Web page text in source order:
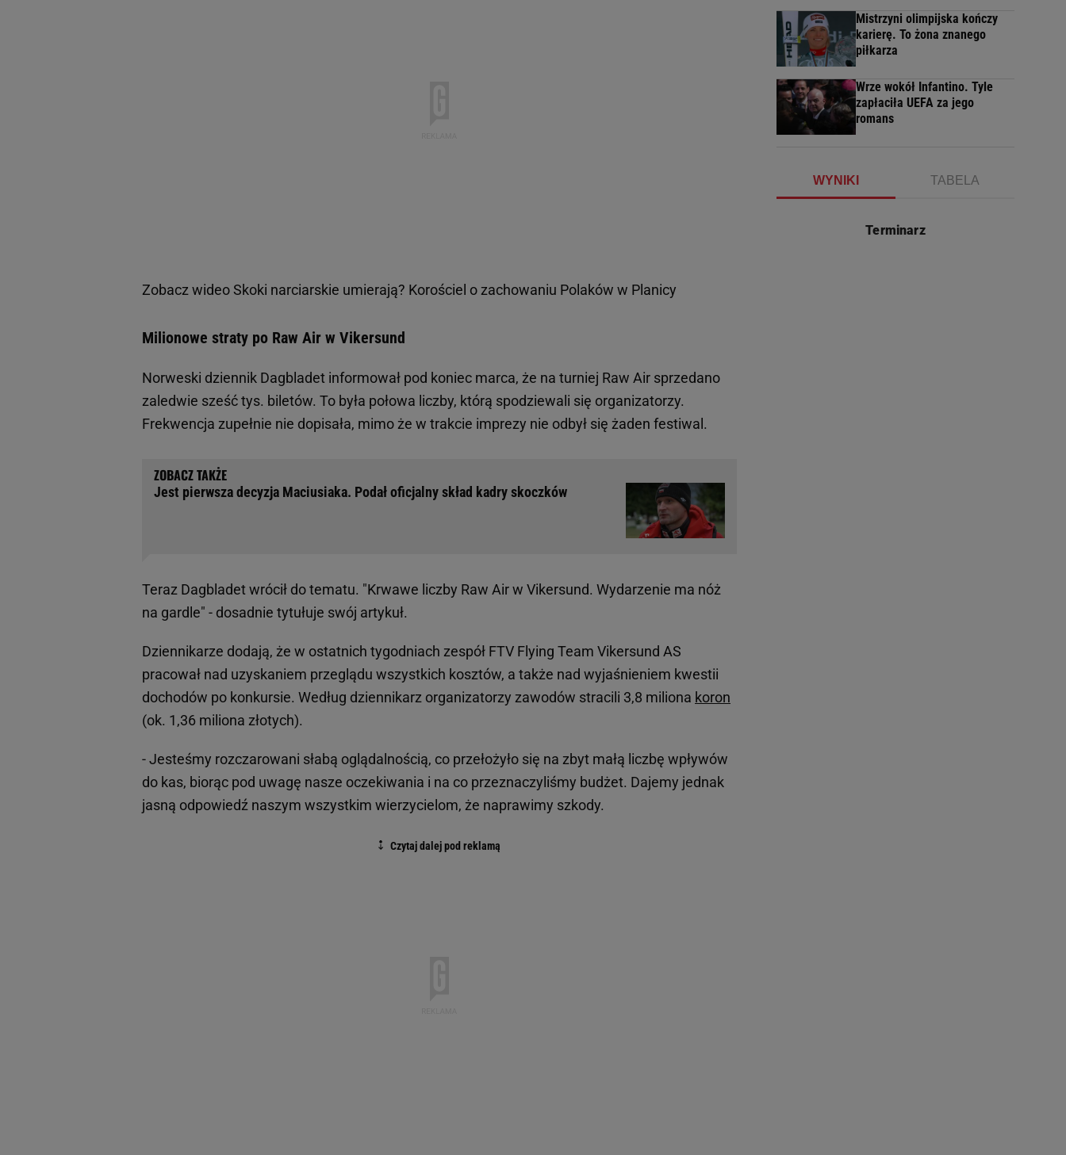
Zobacz wideoSkoki narciarskie umierają? Korościel o zachowaniu Polaków w Planicy
Milionowe straty po Raw Air w Vikersund
Norweski dziennik Dagbladet informował pod koniec marca, że na turniej Raw Air sprzedano
zaledwie sześć tys. biletów. To była połowa liczby, którą spodziewali się organizatorzy.
Frekwencja zupełnie nie dopisała, mimo że w trakcie imprezy nie odbył się żaden festiwal.
Jest pierwsza decyzja Maciusiaka. Podał oficjalny skład kadry skoczków
Teraz Dagbladet wrócił do tematu. "Krwawe liczby Raw Air w Vikersund. Wydarzenie ma nóż
na gardle" - dosadnie tytułuje swój artykuł.
Dziennikarze dodają, że w ostatnich tygodniach zespół FTV Flying Team Vikersund AS
pracował nad uzyskaniem przeglądu wszystkich kosztów, a także nad wyjaśnieniem kwestii
dochodów po konkursie. Według dziennikarz organizatorzy zawodów stracili 3,8 miliona koron
(ok. 1,36 miliona złotych).
- Jesteśmy rozczarowani słabą oglądalnością, co przełożyło się na zbyt małą liczbę wpływów
do kas, biorąc pod uwagę nasze oczekiwania i na co przeznaczyliśmy budżet. Dajemy jednak
jasną odpowiedź naszym wszystkim wierzycielom, że naprawimy szkody.
Mistrzyni olimpijska kończy
karierę. To żona znanego
piłkarza
Wrze wokół Infantino. Tyle
zapłaciła UEFA za jego
romans
WYNIKI TABELA
Terminarz